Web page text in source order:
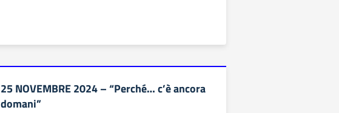
25 NOVEMBRE 2024 – “Perché… c’è ancora
domani”